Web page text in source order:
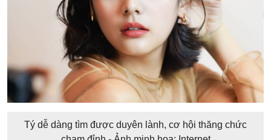
Tý dễ dàng tìm được duyên lành, cơ hội thăng chức